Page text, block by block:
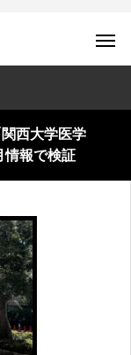
西大学医学
情報で検証